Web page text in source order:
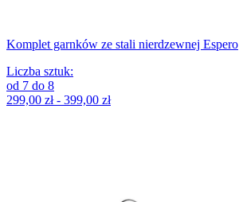
Komplet garnków ze stali nierdzewnej Espero
Liczba sztuk:
od 7 do 8
299,00 zł - 399,00 zł